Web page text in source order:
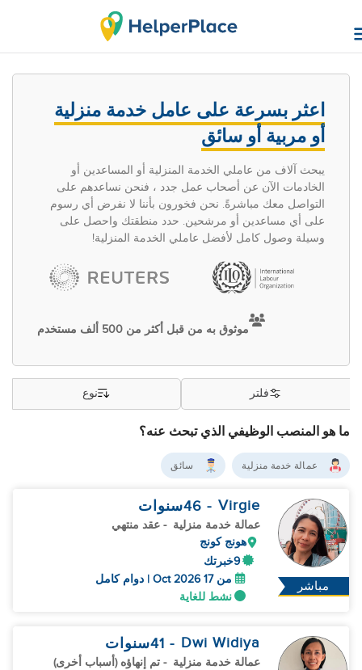
اعثر بسرعة على عامل خدمة منزلية
أو مربية أو سائق
يبحث آلاف من عاملي الخدمة المنزلية أو المساعدين أو
الخادمات الآن عن أصحاب عمل جدد ، فنحن نساعدهم على
التواصل معك مباشرةً. نحن فخورون بأننا لا نفرض أي رسوم
على أي مساعدين أو مرشحين. حدد منطقتك واحصل على
وسيلة وصول كامل لأفضل عاملي الخدمة المنزلية!
موثوق به من قبل أكثر من 500 ألف مستخدم
ما هو المنصب الوظيفي الذي تبحث عنه؟
فلتر نوع
عمالة خدمة منزلية سائق
مباشر
Virgie
- 46 سنوات
عمالة خدمة منزلية - عقد منتهي
هونج كونج
9خبرتك
من 17 Oct 2026 | دوام كامل
نشط للغاية
Dwi Widiya
- 41 سنوات
عمالة خدمة منزلية - تم إنهاؤه (أسباب أخرى)